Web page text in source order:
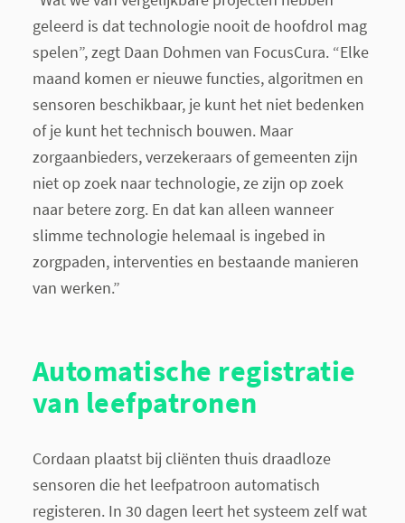
geleerd is dat technologie nooit de hoofdrol mag
spelen”, zegt Daan Dohmen van FocusCura. “Elke
maand komen er nieuwe functies, algoritmen en
sensoren beschikbaar, je kunt het niet bedenken
of je kunt het technisch bouwen. Maar
zorgaanbieders, verzekeraars of gemeenten zijn
niet op zoek naar technologie, ze zijn op zoek
naar betere zorg. En dat kan alleen wanneer
slimme technologie helemaal is ingebed in
zorgpaden, interventies en bestaande manieren
van werken.”
Automatische registratie
van leefpatronen
Cordaan plaatst bij cliënten thuis draadloze
sensoren die het leefpatroon automatisch
registeren. In 30 dagen leert het systeem zelf wat